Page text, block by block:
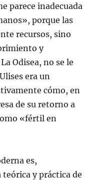
parece inadecuada
porque las
recursos, sino
y
Odisea, no se le
era un
cómo, en
de su retorno a
«fértil en
es,
y práctica de